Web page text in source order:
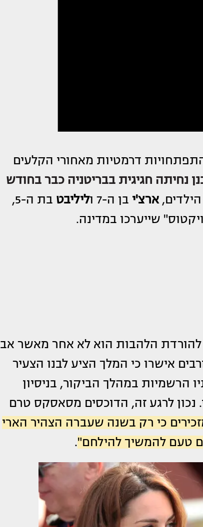
דרמטיות מאחורי הקלעים
נחיתה חגיגית בבריטניה כבר בחודש
ארצ'י בן ה-7 ו ליליבט
בת ה-5,
שייערכו במדינה.
להורדת הלהבות הוא לא אחר מאשר אב
מעורבים אישרו כי המלך הציע לבנו הצעיר
הרשמיות במהלך הביקור, בניסיון
לרגע זה, הדוכסים מסאסקס טרם
כי רק בשנה שעברה הצהיר הארי
טעם להמשיך להילחם".